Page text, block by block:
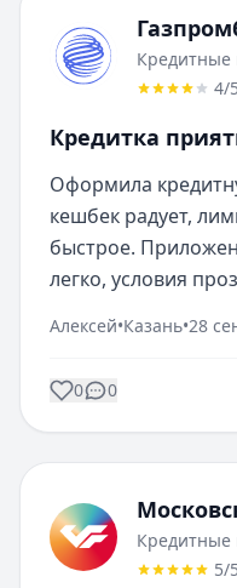
Кредитные
4/5
Кредитка
Оформила
кешбек радует,
быстрое.
легко, условия
Алексей•Казань•28
0 0
Кредитные
5/5